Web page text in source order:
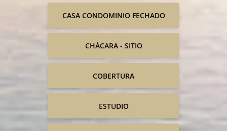
CASA CONDOMINIO FECHADO
CHÁCARA - SITIO
COBERTURA
ESTUDIO